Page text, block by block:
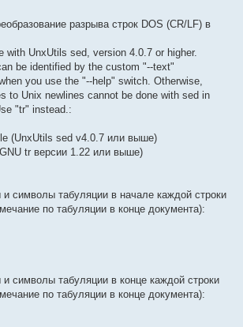
разрыва строк DOS (CR/LF) в
with UnxUtils sed, version 4.0.7 or higher.
be identified by the custom "--text"
you use the "--help" switch. Otherwise,
to Unix newlines cannot be done with sed in
"tr" instead.:
(UnxUtils sed v4.0.7 или выше)
tr версии 1.22 или выше)
символы табуляции в начале каждой строки
по табуляции в конце документа):
символы табуляции в конце каждой строки
по табуляции в конце документа):